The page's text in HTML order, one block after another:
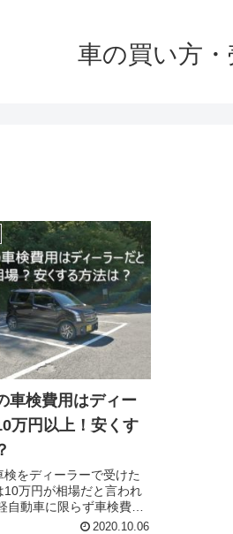
車の買い方
車検費用はディー
万円以上！安くす
検をディーラーで受けた
10万円が相場だと言われ
自動車に限らず車検費用
点検整備費用に分かれま
2020.10.06